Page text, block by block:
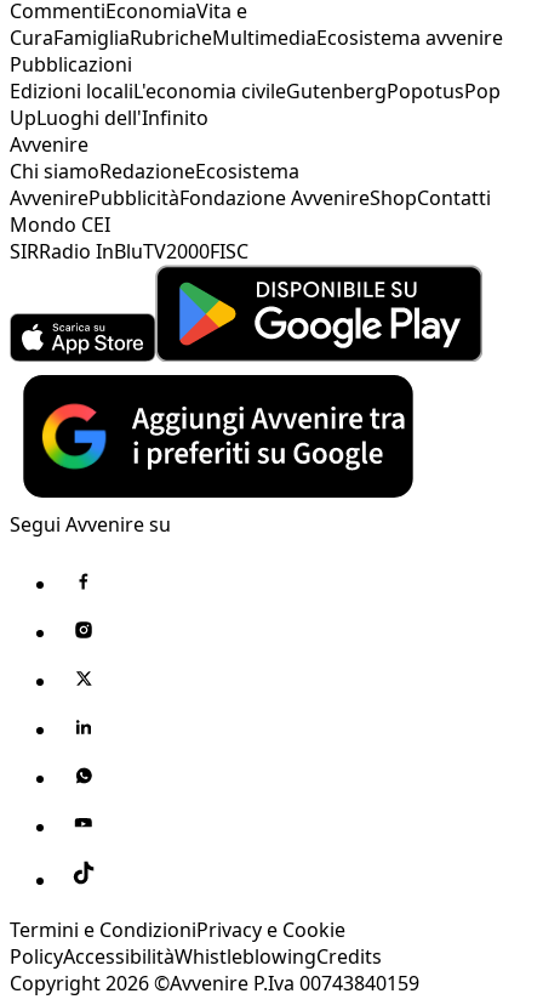
CommentiEconomiaVita e
CuraFamigliaRubricheMultimediaEcosistema avvenire
Pubblicazioni
Edizioni localiL'economia civileGutenbergPopotusPop
UpLuoghi dell'Infinito
Avvenire
Chi siamoRedazioneEcosistema
AvvenirePubblicitàFondazione AvvenireShopContatti
Mondo CEI
SIRRadio InBluTV2000FISC
Segui Avvenire su
Termini e CondizioniPrivacy e Cookie
PolicyAccessibilitàWhistleblowingCredits
Copyright 2026 ©Avvenire P.Iva 00743840159